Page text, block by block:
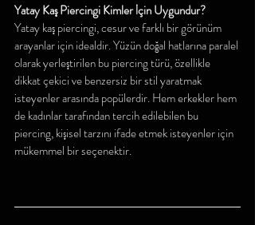
Yatay Kaş Piercingi Kimler İçin Uygundur?
Yatay kaş piercingi, cesur ve farklı bir görünüm
arayanlar için idealdir. Yüzün doğal hatlarına paralel
olarak yerleştirilen bu piercing türü, özellikle
dikkat çekici ve benzersiz bir stil yaratmak
isteyenler arasında popülerdir. Hem erkekler hem
de kadınlar tarafından tercih edilebilen bu
piercing, kişisel tarzını ifade etmek isteyenler için
mükemmel bir seçenektir.